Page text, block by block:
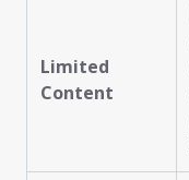
Limited
Content